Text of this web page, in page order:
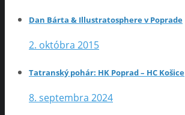
Dan Bárta & Illustratosphere v Poprade
2. októbra 2015
Tatranský pohár: HK Poprad – HC Košice
8. septembra 2024